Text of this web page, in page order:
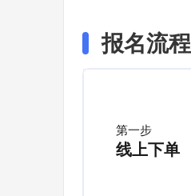
报名流程
第一步
线上下单